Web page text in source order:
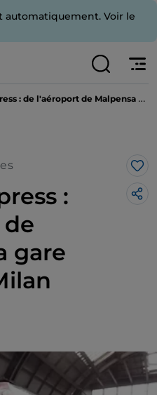
automatiquement. Voir le
l'aéroport de Malpensa à la gare centrale de Milan
:
gare